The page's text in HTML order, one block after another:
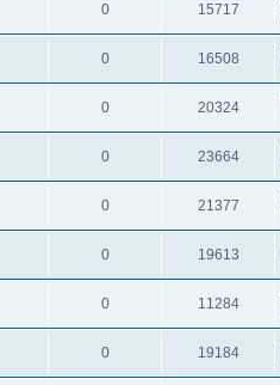
0 15717
0 16508
0 20324
0 23664
0 21377
0 19613
0 11284
0 19184